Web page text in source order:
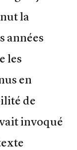
la
années
les
en
de
invoqué